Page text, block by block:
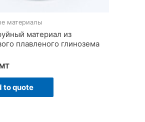
материалы
материал из
плавленого глинозема
to quote